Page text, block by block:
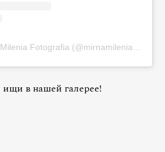
в нашей галерее!